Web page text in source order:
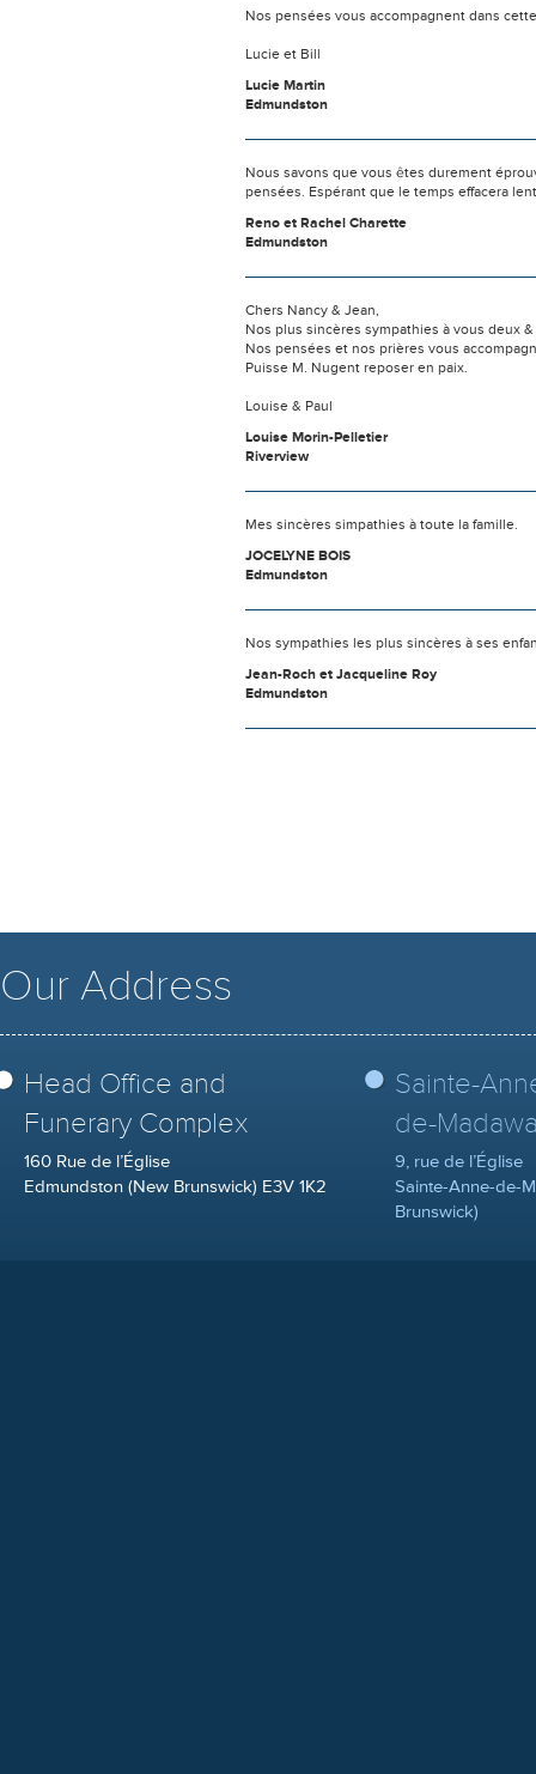
Nos pensées vous accompagnent dans
Lucie et Bill
Lucie Martin
Edmundston
Nous savons que vous êtes durement
pensées. Espérant que le temps effacera
Reno et Rachel Charette
Edmundston
Chers Nancy & Jean,
Nos plus sincères sympathies à vous deux
Nos pensées et nos prières vous
Puisse M. Nugent reposer en paix.
Louise & Paul
Louise Morin-Pelletier
Riverview
Mes sincères simpathies à toute la famille.
JOCELYNE BOIS
Edmundston
Nos sympathies les plus sincères à ses
Jean-Roch et Jacqueline Roy
Edmundston
Our Address
Head Office and
Funerary Complex
160 Rue de l’Église
Edmundston (New Brunswick) E3V 1K2
Sainte-
de-
9, rue de l’Église
Sainte-Anne-de-
Brunswick)